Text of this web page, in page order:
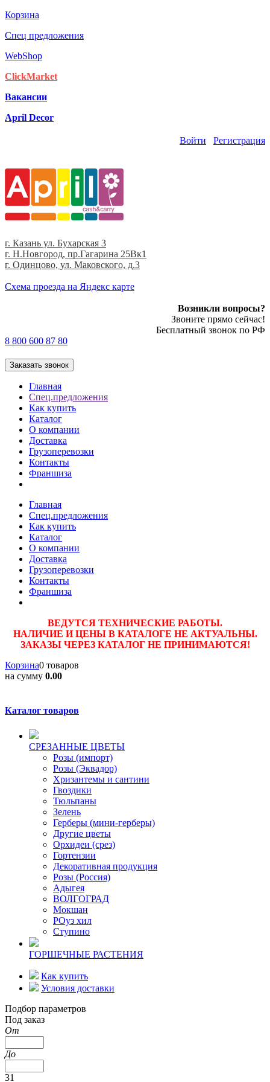
Корзина
Спец предложения
WebShop
ClickMarket
Вакансии
April Decor
Войти Регистрация
г. Казань ул. Бухарская 3
г. Н.Новгород, пр.Гагарина 25Вк1
г. Одинцово, ул. Маковского, д.3
Cхема проезда на Яндекс карте
Возникли вопросы?
Звоните прямо сейчас!
Бесплатный звонок по РФ
8 800 600 87 80
Заказать звонок
Главная
Спец.предложения
Как купить
Каталог
О компании
Доставка
Грузоперевозки
Контакты
Франшиза
Главная
Спец.предложения
Как купить
Каталог
О компании
Доставка
Грузоперевозки
Контакты
Франшиза
ВЕДУТСЯ ТЕХНИЧЕСКИЕ РАБОТЫ.
НАЛИЧИЕ И ЦЕНЫ В КАТАЛОГЕ НЕ АКТУАЛЬНЫ.
ЗАКАЗЫ ЧЕРЕЗ КАТАЛОГ НЕ ПРИНИМАЮТСЯ!
Корзина0 товаров
на сумму 0.00
Каталог товаров
CPЕЗАННЫЕ ЦВЕТЫ
Розы (импорт)
Розы (Эквадор)
Хризантемы и сантини
Гвоздики
Тюльпаны
Зелень
Герберы (мини-герберы)
Другие цветы
Орхидеи (срез)
Гортензии
Декоративная продукция
Розы (Россия)
Адыгея
ВОЛГОГРАД
Мокшан
РОуз хил
Ступино
ГОРШЕЧНЫЕ РАСТЕНИЯ
Как купить
Условия доставки
Подбор параметров
Под заказ
От
До
31